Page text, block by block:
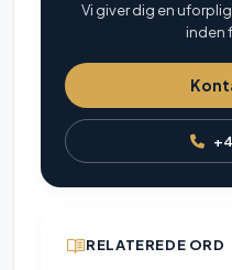
Vi giver dig en
inden
RELATEREDE ORD